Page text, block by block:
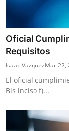
Oficial
Requisitos
Isaac VazquezMar 22,
El oficial
Bis inciso f)...